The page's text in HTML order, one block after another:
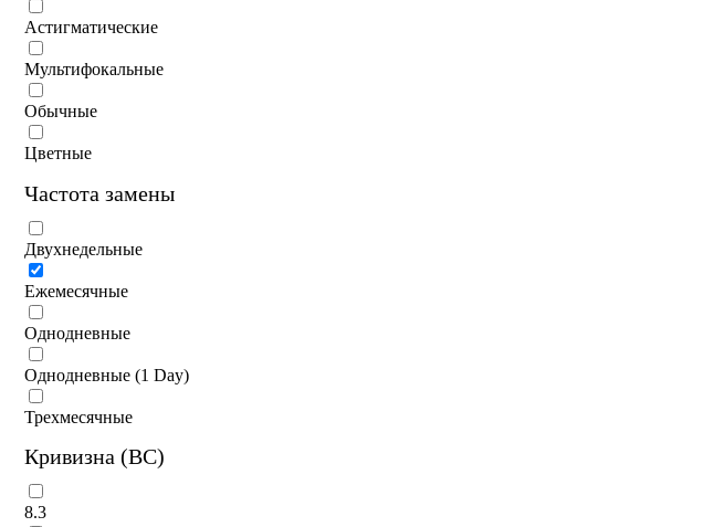
Астигматические
Мультифокальные
Обычные
Цветные
Частота замены
Двухнедельные
Ежемесячные
Однодневные
Однодневные (1 Day)
Трехмесячные
Кривизна (BC)
8.3